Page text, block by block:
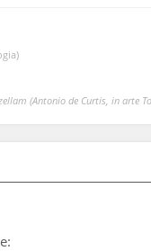
(Antonio de Curtis, in arte